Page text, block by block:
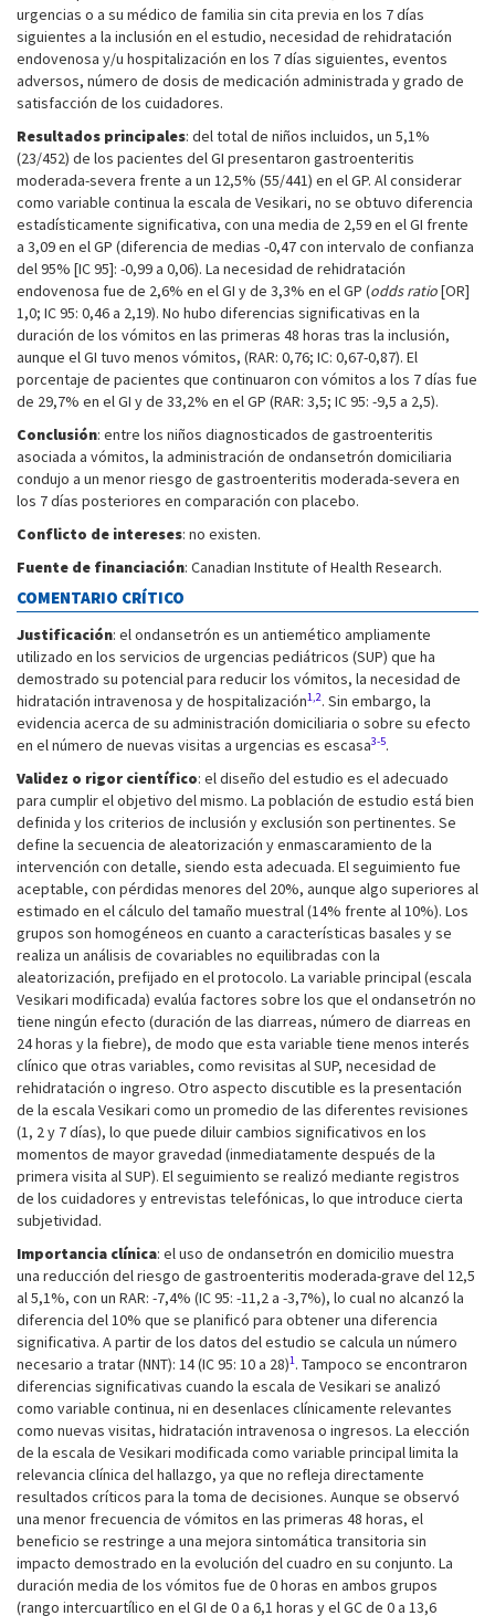
urgencias o a su médico de familia sin cita previa en los 7 días
siguientes a la inclusión en el estudio, necesidad de rehidratación
endovenosa y/u hospitalización en los 7 días siguientes, eventos
adversos, número de dosis de medicación administrada y grado de
satisfacción de los cuidadores.
Resultados principales: del total de niños incluidos, un 5,1%
(23/452) de los pacientes del GI presentaron gastroenteritis
moderada-severa frente a un 12,5% (55/441) en el GP. Al considerar
como variable continua la escala de Vesikari, no se obtuvo diferencia
estadísticamente significativa, con una media de 2,59 en el GI frente
a 3,09 en el GP (diferencia de medias -0,47 con intervalo de confianza
del 95% [IC 95]: -0,99 a 0,06). La necesidad de rehidratación
endovenosa fue de 2,6% en el GI y de 3,3% en el GP (odds ratio[OR]
1,0; IC 95: 0,46 a 2,19). No hubo diferencias significativas en la
duración de los vómitos en las primeras 48 horas tras la inclusión,
aunque el GI tuvo menos vómitos, (RAR: 0,76; IC: 0,67-0,87). El
porcentaje de pacientes que continuaron con vómitos a los 7 días fue
de 29,7% en el GI y de 33,2% en el GP (RAR: 3,5; IC 95: -9,5 a 2,5).
Conclusión: entre los niños diagnosticados de gastroenteritis
asociada a vómitos, la administración de ondansetrón domiciliaria
condujo a un menor riesgo de gastroenteritis moderada-severa en
los 7 días posteriores en comparación con placebo.
Conflicto de intereses: no existen.
Fuente de financiación: Canadian Institute of Health Research.
COMENTARIO CRÍTICO
Justificación: el ondansetrón es un antiemético ampliamente
utilizado en los servicios de urgencias pediátricos (SUP) que ha
demostrado su potencial para reducir los vómitos, la necesidad de
hidratación intravenosa y de hospitalización1,2. Sin embargo, la
evidencia acerca de su administración domiciliaria o sobre su efecto
en el número de nuevas visitas a urgencias es escasa3-5.
Validez o rigor científico: el diseño del estudio es el adecuado
para cumplir el objetivo del mismo. La población de estudio está bien
definida y los criterios de inclusión y exclusión son pertinentes. Se
define la secuencia de aleatorización y enmascaramiento de la
intervención con detalle, siendo esta adecuada. El seguimiento fue
aceptable, con pérdidas menores del 20%, aunque algo superiores al
estimado en el cálculo del tamaño muestral (14% frente al 10%). Los
grupos son homogéneos en cuanto a características basales y se
realiza un análisis de covariables no equilibradas con la
aleatorización, prefijado en el protocolo. La variable principal (escala
Vesikari modificada) evalúa factores sobre los que el ondansetrón no
tiene ningún efecto (duración de las diarreas, número de diarreas en
24 horas y la fiebre), de modo que esta variable tiene menos interés
clínico que otras variables, como revisitas al SUP, necesidad de
rehidratación o ingreso. Otro aspecto discutible es la presentación
de la escala Vesikari como un promedio de las diferentes revisiones
(1, 2 y 7 días), lo que puede diluir cambios significativos en los
momentos de mayor gravedad (inmediatamente después de la
primera visita al SUP). El seguimiento se realizó mediante registros
de los cuidadores y entrevistas telefónicas, lo que introduce cierta
subjetividad.
Importancia clínica: el uso de ondansetrón en domicilio muestra
una reducción del riesgo de gastroenteritis moderada-grave del 12,5
al 5,1%, con un RAR: -7,4% (IC 95: -11,2 a -3,7%), lo cual no alcanzó la
diferencia del 10% que se planificó para obtener una diferencia
significativa. A partir de los datos del estudio se calcula un número
necesario a tratar (NNT): 14 (IC 95: 10 a 28)1. Tampoco se encontraron
diferencias significativas cuando la escala de Vesikari se analizó
como variable continua, ni en desenlaces clínicamente relevantes
como nuevas visitas, hidratación intravenosa o ingresos. La elección
de la escala de Vesikari modificada como variable principal limita la
relevancia clínica del hallazgo, ya que no refleja directamente
resultados críticos para la toma de decisiones. Aunque se observó
una menor frecuencia de vómitos en las primeras 48 horas, el
beneficio se restringe a una mejora sintomática transitoria sin
impacto demostrado en la evolución del cuadro en su conjunto. La
duración media de los vómitos fue de 0 horas en ambos grupos
(rango intercuartílico en el GI de 0 a 6,1 horas y el GC de 0 a 13,6